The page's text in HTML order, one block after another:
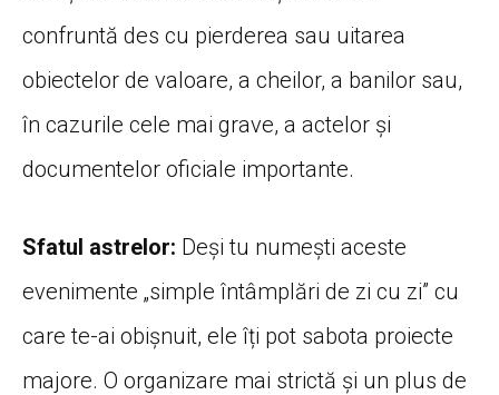
confruntă des cu pierderea sau uitarea
obiectelor de valoare, a cheilor, a banilor sau,
în cazurile cele mai grave, a actelor și
documentelor oficiale importante.
Sfatul astrelor: Deși tu numești aceste
evenimente „simple întâmplări de zi cu zi” cu
care te-ai obișnuit, ele îți pot sabota proiecte
majore. O organizare mai strictă și un plus de